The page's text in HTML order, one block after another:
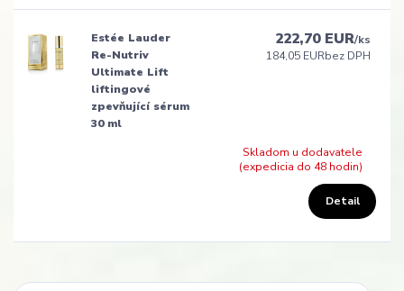
Estée Lauder
Re-Nutriv
Ultimate Lift
liftingové
zpevňující sérum
30 ml
222,70 EUR/ks
184,05 EURbez DPH
Skladom u dodavatele
(expedicia do 48 hodin)
Detail